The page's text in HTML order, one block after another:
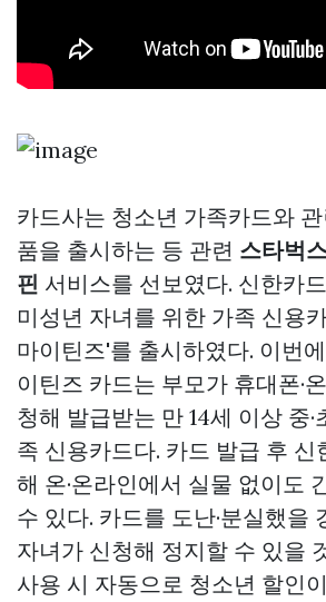
카드사는 청소년 가족카드와
품을 출시하는 등 관련 스타벅
핀 서비스를 선보였다. 신한카
미성년 자녀를 위한 가족 신용
마이틴즈'를 출시하였다. 이번
이틴즈 카드는 부모가 휴대폰·
청해 발급받는 만 14세 이상 중
족 신용카드다. 카드 발급 후 신
해 온·온라인에서 실물 없이도
수 있다. 카드를 도난·분실했을
자녀가 신청해 정지할 수 있을
사용 시 자동으로 청소년 할인